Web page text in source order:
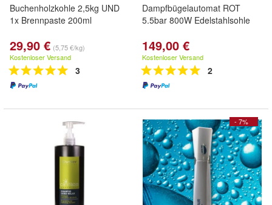
Buchenholzkohle 2,5kg UND
1x Brennpaste 200ml
29,90 € (5,75 €/kg)
Kostenloser Versand
3
Dampfbügelautomat ROT
5.5bar 800W Edelstahlsohle
149,00 €
Kostenloser Versand
2
- 7%